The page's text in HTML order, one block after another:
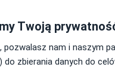
błędnym kole diet? A
które odbierają
samego jedzenia,
stresu czy
Twoją
pozwalasz nam i naszym
do zbierania danych do